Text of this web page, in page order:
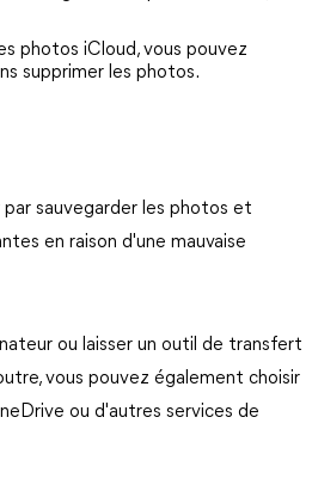
photos iCloud, vous pouvez
supprimer les photos.
sauvegarder les photos et
en raison d'une mauvaise
ou laisser un outil de transfert
vous pouvez également choisir
ou d'autres services de